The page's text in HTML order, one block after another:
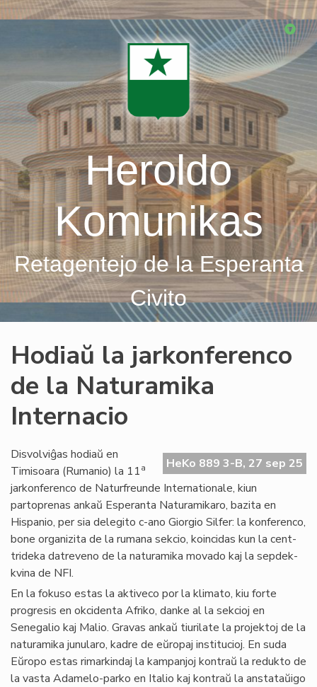
Skip
Heroldo
Komunikas
Retagentejo de la Esperanta
Civito
Hodiaŭ la jarkonferenco
de la Naturamika
Internacio
HeKo 889 3-B, 27 sep 25
Disvolviĝas hodiaŭ en
Timisoara (Rumanio) la 11a
jarkonferenco de Naturfreunde Internationale, kiun
partoprenas ankaŭ Esperanta Naturamikaro, bazita en
Hispanio, per sia delegito c-ano Giorgio Silfer: la konferenco,
bone organizita de la rumana sekcio, koincidas kun la cent-
trideka datreveno de la naturamika movado kaj la sepdek-
kvina de NFI.
En la fokuso estas la aktiveco por la klimato, kiu forte
progresis en okcidenta Afriko, danke al la sekcioj en
Senegalio kaj Malio. Gravas ankaŭ tiurilate la projektoj de la
naturamika junularo, kadre de eŭropaj institucioj. En suda
Eŭropo estas rimarkindaj la kampanjoj kontraŭ la redukto de
la vasta Adamelo-parko en Italio kaj kontraŭ la anstataŭigo